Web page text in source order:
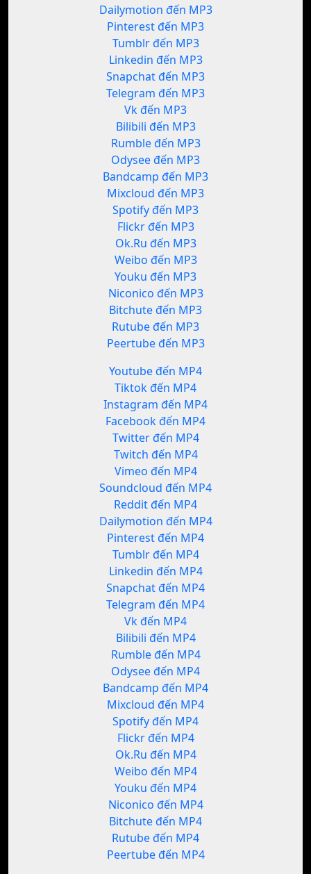
Dailymotion đến MP3
Pinterest đến MP3
Tumblr đến MP3
Linkedin đến MP3
Snapchat đến MP3
Telegram đến MP3
Vk đến MP3
Bilibili đến MP3
Rumble đến MP3
Odysee đến MP3
Bandcamp đến MP3
Mixcloud đến MP3
Spotify đến MP3
Flickr đến MP3
Ok.Ru đến MP3
Weibo đến MP3
Youku đến MP3
Niconico đến MP3
Bitchute đến MP3
Rutube đến MP3
Peertube đến MP3
Youtube đến MP4
Tiktok đến MP4
Instagram đến MP4
Facebook đến MP4
Twitter đến MP4
Twitch đến MP4
Vimeo đến MP4
Soundcloud đến MP4
Reddit đến MP4
Dailymotion đến MP4
Pinterest đến MP4
Tumblr đến MP4
Linkedin đến MP4
Snapchat đến MP4
Telegram đến MP4
Vk đến MP4
Bilibili đến MP4
Rumble đến MP4
Odysee đến MP4
Bandcamp đến MP4
Mixcloud đến MP4
Spotify đến MP4
Flickr đến MP4
Ok.Ru đến MP4
Weibo đến MP4
Youku đến MP4
Niconico đến MP4
Bitchute đến MP4
Rutube đến MP4
Peertube đến MP4